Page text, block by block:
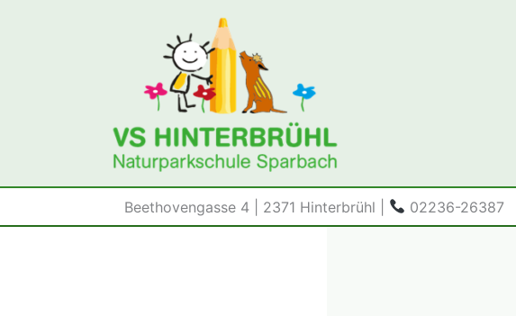
Beethovengasse 4 | 2371 Hinterbrühl | 02236-26387